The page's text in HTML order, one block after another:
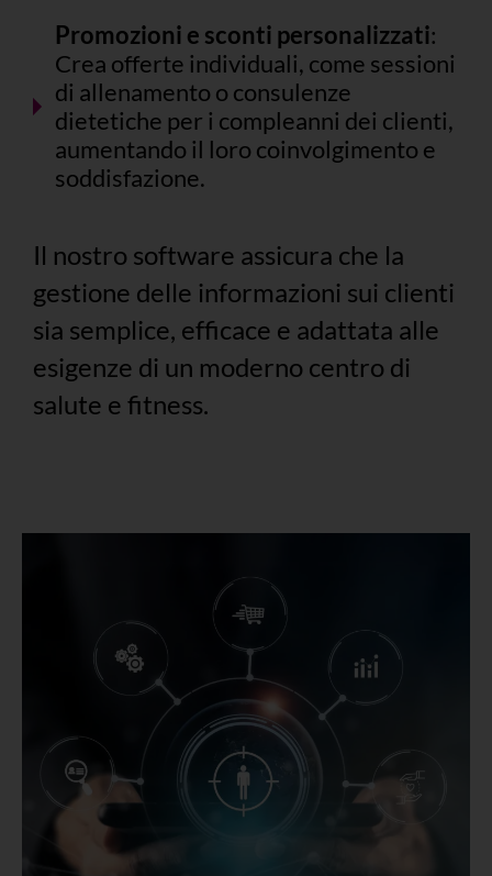
Promozioni e sconti personalizzati:
Crea offerte individuali, come sessioni
di allenamento o consulenze
dietetiche per i compleanni dei clienti,
aumentando il loro coinvolgimento e
soddisfazione.
Il nostro software assicura che la
gestione delle informazioni sui clienti
sia semplice, efficace e adattata alle
esigenze di un moderno centro di
salute e fitness.